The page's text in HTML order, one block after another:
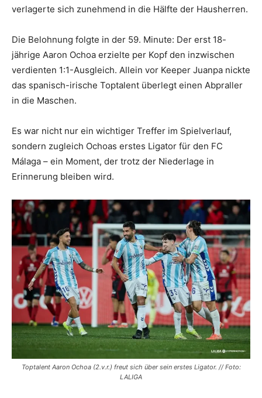
verlagerte sich zunehmend in die Hälfte der Hausherren.
Die Belohnung folgte in der 59. Minute: Der erst 18-
jährige Aaron Ochoa erzielte per Kopf den inzwischen
verdienten 1:1-Ausgleich. Allein vor Keeper Juanpa nickte
das spanisch-irische Toptalent überlegt einen Abpraller
in die Maschen.
Es war nicht nur ein wichtiger Treffer im Spielverlauf,
sondern zugleich Ochoas erstes Ligator für den FC
Málaga – ein Moment, der trotz der Niederlage in
Erinnerung bleiben wird.
Toptalent Aaron Ochoa (2.v.r.) freut sich über sein erstes Ligator. // Foto:
LALIGA